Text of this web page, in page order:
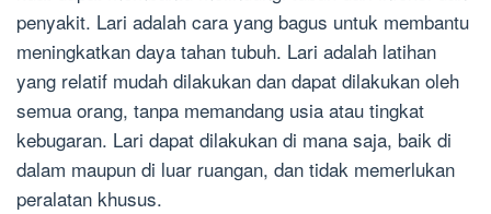
penyakit. Lari adalah cara yang bagus untuk membantu
meningkatkan daya tahan tubuh. Lari adalah latihan
yang relatif mudah dilakukan dan dapat dilakukan oleh
semua orang, tanpa memandang usia atau tingkat
kebugaran. Lari dapat dilakukan di mana saja, baik di
dalam maupun di luar ruangan, dan tidak memerlukan
peralatan khusus.